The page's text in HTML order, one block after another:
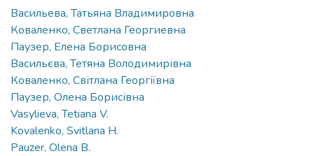
Васильева, Татьяна Владимировна
Коваленко, Светлана Георгиевна
Паузер, Елена Борисовна
Васильєва, Тетяна Володимирівна
Коваленко, Світлана Георгіївна
Паузер, Олена Борисівна
Vasylieva, Tetiana V.
Kovalenko, Svitlana H.
Pauzer, Olena B.